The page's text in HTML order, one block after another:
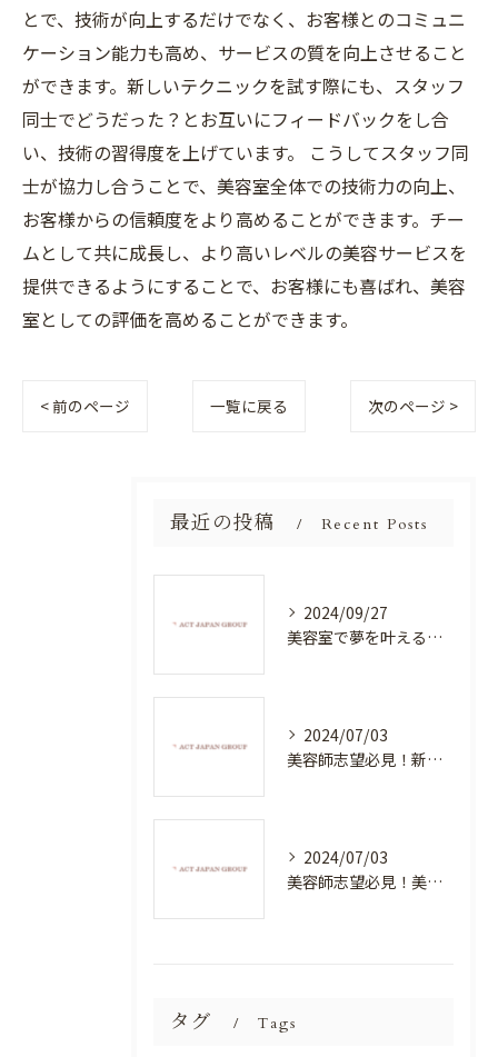
とで、技術が向上するだけでなく、お客様とのコミュニ
ケーション能力も高め、サービスの質を向上させること
ができます。新しいテクニックを試す際にも、スタッフ
同士でどうだった？とお互いにフィードバックをし合
い、技術の習得度を上げています。 こうしてスタッフ同
士が協力し合うことで、美容室全体での技術力の向上、
お客様からの信頼度をより高めることができます。チー
ムとして共に成長し、より高いレベルの美容サービスを
提供できるようにすることで、お客様にも喜ばれ、美容
室としての評価を高めることができます。
< 前のページ 一覧に戻る 次のページ >
最近の投稿 Recent Posts
2024/09/27
美容室で夢を叶える！自分を磨く新たなチャンス
2024/07/03
美容師志望必見！新たな価値を創造する美容室でハイレベルな技術を学べる環境
2024/07/03
美容師志望必見！美容室NEWSTANDARDで最高のスキルアップを目指そう！
タグ Tags